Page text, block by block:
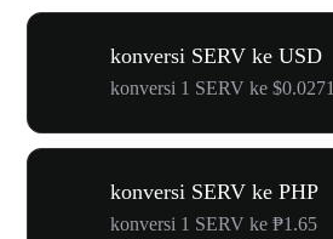
konversi SERV ke USD
konversi 1 SERV ke $0.0271
konversi SERV ke PHP
konversi 1 SERV ke ₱1.65